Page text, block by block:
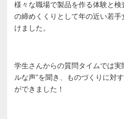
様々な職場で製品を作る体験と
の締めくくりとして年の近い若
けました。
学生さんからの質問タイムでは実
ルな声”を聞き、ものづくりに対
ができました！